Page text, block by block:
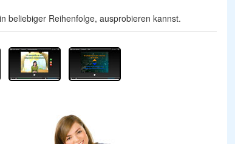
beliebiger Reihenfolge, ausprobieren kannst.